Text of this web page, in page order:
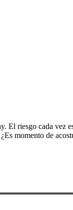
El riesgo cada vez
momento de